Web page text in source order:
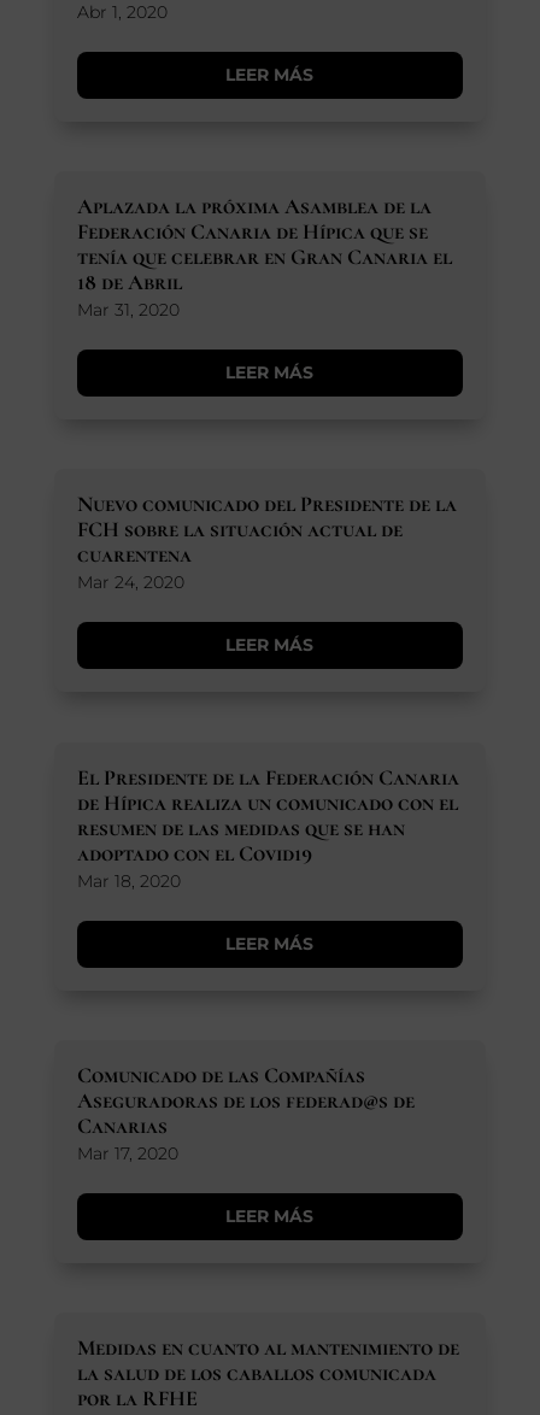
Abr 1, 2020
LEER MÁS
Aplazada la próxima Asamblea de la
Federación Canaria de Hípica que se
tenía que celebrar en Gran Canaria el
18 de Abril
Mar 31, 2020
LEER MÁS
Nuevo comunicado del Presidente de la
FCH sobre la situación actual de
cuarentena
Mar 24, 2020
LEER MÁS
El Presidente de la Federación Canaria
de Hípica realiza un comunicado con el
resumen de las medidas que se han
adoptado con el Covid19
Mar 18, 2020
LEER MÁS
Comunicado de las Compañías
Aseguradoras de los federad@s de
Canarias
Mar 17, 2020
LEER MÁS
Medidas en cuanto al mantenimiento de
la salud de los caballos comunicada
por la RFHE